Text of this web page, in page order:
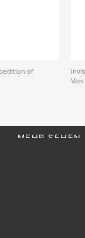
of
Von
MEHR SEHEN